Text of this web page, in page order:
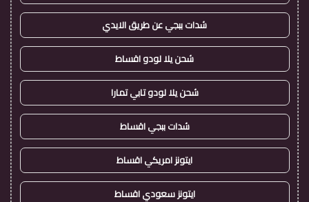
شدات ببجي عن طريق الايدي
شحن يلا لودو اقساط
شحن يلا لودو تابي تمارا
شدات ببجي اقساط
ايتونز امريكي اقساط
ايتونز سعودي اقساط